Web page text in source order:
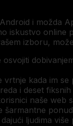
i možda
iskustvo
izboru,
vrtnje kada im se
i deset fiksnih
naše web
ljudima